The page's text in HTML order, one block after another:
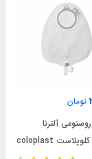
تومان
آلترنا
پیشرفته کلوپلاست coloplast